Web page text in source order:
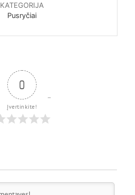
KATEGORIJA
Pusryčiai
0
Įvertinkite!